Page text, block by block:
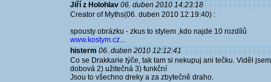
Jiří z Holohlav 06. duben 2010 14:23:18
Creator of Myths(06. duben 2010 12:19:40) :
spousty obrázku - zkus to stylem ,kdo najde 10 rozdílů
www.kostym.cz...
histerm 06. duben 2010 12:12:41
Co se Drakkarie týče, tak tam si nekupuj ani tečku. Viděl
dobová 2) užitečná 3) funkční
Jsou to všechno dreky a za zbytečně draho.